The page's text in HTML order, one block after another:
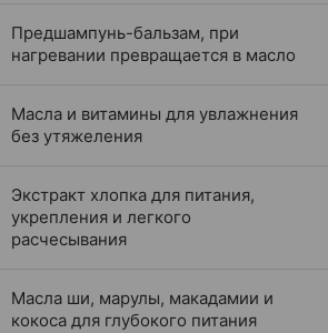
Предшампунь-бальзам, при
нагревании превращается в масло
Масла и витамины для увлажнения
без утяжеления
Экстракт хлопка для питания,
укрепления и легкого
расчесывания
Масла ши, марулы, макадамии и
кокоса для глубокого питания